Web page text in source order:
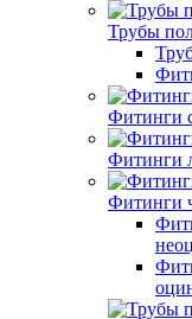
Трубы
Фитинги
Фитинги
Фитинги